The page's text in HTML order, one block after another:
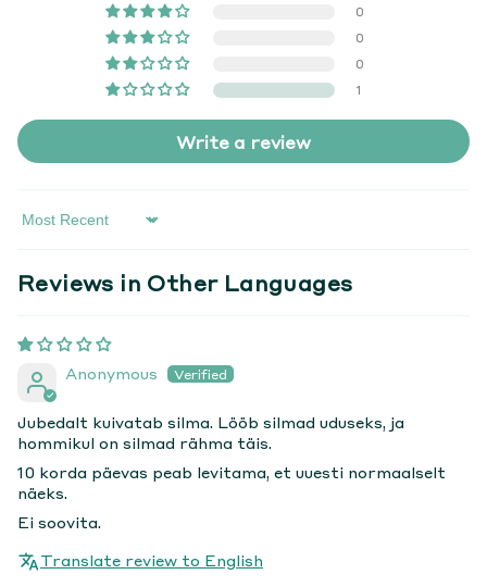
0
0
0
1
Write a review
Sort By
Reviews in Other Languages
Anonymous
Jubedalt kuivatab silma. Lööb silmad uduseks, ja
hommikul on silmad rähma täis.
10 korda päevas peab levitama, et uuesti normaalselt
näeks.
Ei soovita.
Translate review to English